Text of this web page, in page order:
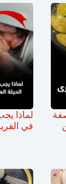
لماذا
في